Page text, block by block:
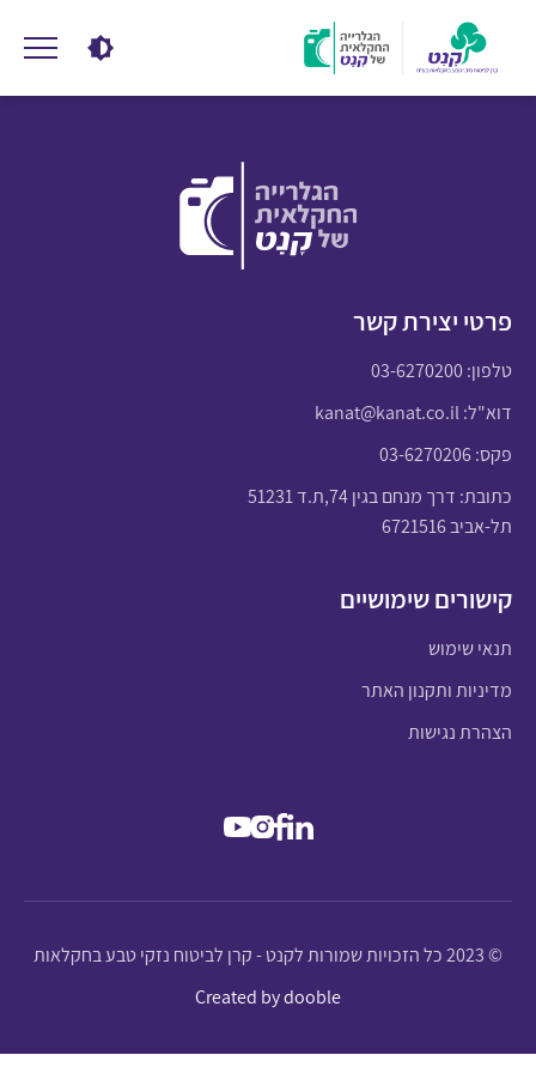
פרטי יצירת קשר
טלפון:03-6270200
דוא"ל:kanat@kanat.co.il
פקס: 03-6270206
כתובת: דרך מנחם בגין 74,ת.ד 51231
תל-אביב 6721516
קישורים שימושיים
תנאי שימוש
מדיניות ותקנון האתר
הצהרת נגישות
© 2023 כל הזכויות שמורות לקנט - קרן לביטוח נזקי טבע בחקלאות
Created by dooble